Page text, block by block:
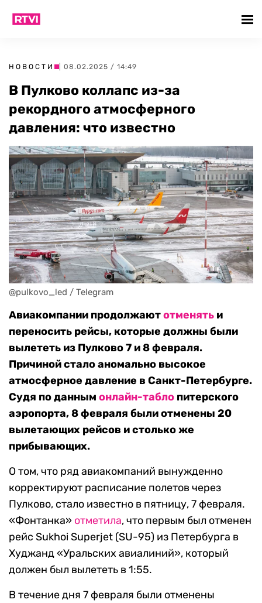
НОВОСТИ | 08.02.2025 / 14:49
В Пулково коллапс из-за
рекордного атмосферного
давления: что известно
@pulkovo_led / Telegram
Авиакомпании продолжаютотменять и
переносить рейсы, которые должны были
вылететь из Пулково 7 и 8 февраля.
Причиной стало аномально высокое
атмосферное давление в Санкт-Петербурге.
Судя по данным онлайн-табло питерского
аэропорта, 8 февраля были отменены 20
вылетающих рейсов и столько же
прибывающих.
О том, что ряд авиакомпаний вынужденно
корректируют расписание полетов через
Пулково, стало известно в пятницу, 7 февраля.
«Фонтанка» отметила, что первым был отменен
рейс Sukhoi Superjet (SU-95) из Петербурга в
Худжанд «Уральских авиалиний», который
должен был вылететь в 1:55.
В течение дня 7 февраля были отменены